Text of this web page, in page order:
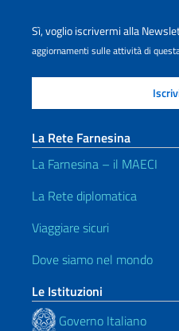
Sì, voglio iscrivermi alla
aggiornamenti sulle attività di
La Rete Farnesina
La Farnesina – il MAECI
La Rete diplomatica
Viaggiare sicuri
Dove siamo nel mondo
Le Istituzioni
Governo Italiano